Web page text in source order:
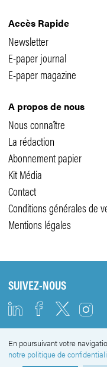
Accès Rapide
Newsletter
E-paper journal
E-paper magazine
A propos de nous
Nous connaître
La rédaction
Abonnement papier
Kit Média
Contact
Conditions générales de
Mentions légales
SUIVEZ-NOUS
NEWSLETTER
En poursuivant votre
notre politique de